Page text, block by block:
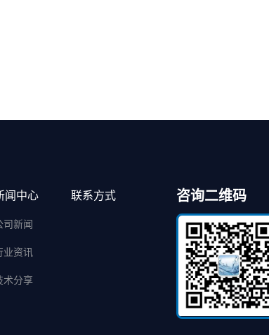
闻中心
司新闻
业资讯
术分享
联系方式 咨询二维码